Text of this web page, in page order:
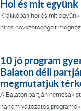
Hol és mit együnk
Krakkóban hol és mit
híres nevezeteségeit
10 jó program
Balaton déli
megmutatjuk
A Balaton partján nemcsak
hanem változatos programok